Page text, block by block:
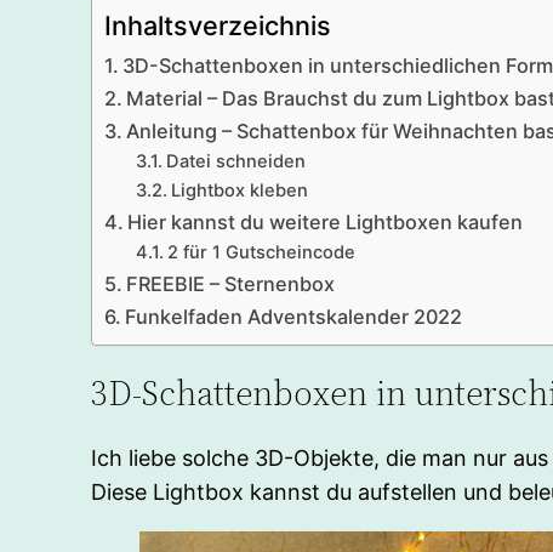
Inhaltsverzeichnis
3D-Schattenboxen in unterschiedlichen
Material – Das Brauchst du zum Lightbox
Anleitung – Schattenbox für Weihnachten
Datei schneiden
Lightbox kleben
Hier kannst du weitere Lightboxen kaufen
2 für 1 Gutscheincode
FREEBIE – Sternenbox
Funkelfaden Adventskalender 2022
3D-Schattenboxen in
Ich liebe solche 3D-Objekte, die man nur
Diese Lightbox kannst du aufstellen und